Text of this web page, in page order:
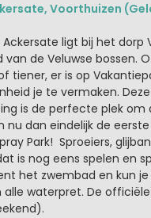
Voorthuizen
ligt bij het dorp
de Veluwse bossen.
tiener, er is op
je te vermaken.
is de perfecte plek om
nu dan eindelijk de
Park! Sproeiers,
is nog eens spelen en
het zwembad en kun
waterpret. De